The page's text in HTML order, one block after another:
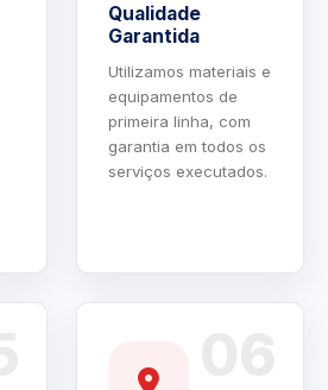
Qualidade
Garantida
Utilizamos materiais e
equipamentos de
primeira linha, com
garantia em todos os
serviços executados.